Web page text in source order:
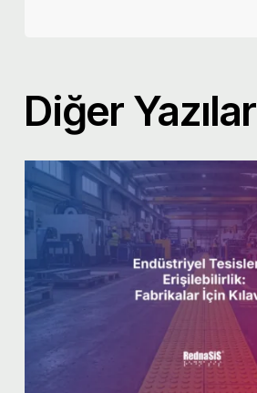
Diğer Yazılar